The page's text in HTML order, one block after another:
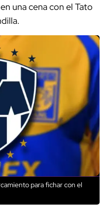
una cena con el Tato
para fichar con el